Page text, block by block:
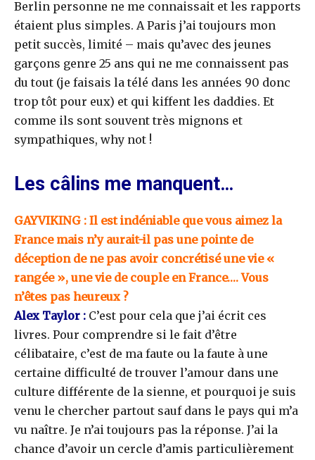
Berlin personne ne me connaissait et les rapports
étaient plus simples. A Paris j’ai toujours mon
petit succès, limité – mais qu’avec des jeunes
garçons genre 25 ans qui ne me connaissent pas
du tout (je faisais la télé dans les années 90 donc
trop tôt pour eux) et qui kiffent les daddies. Et
comme ils sont souvent très mignons et
sympathiques, why not !
Les câlins me manquent…
GAYVIKING : Il est indéniable que vous aimez la
France mais n’y aurait-il pas une pointe de
déception de ne pas avoir concrétisé une vie «
rangée », une vie de couple en France…. Vous
n’êtes pas heureux ?
Alex Taylor : C’est pour cela que j’ai écrit ces
livres. Pour comprendre si le fait d’être
célibataire, c’est de ma faute ou la faute à une
certaine difficulté de trouver l’amour dans une
culture différente de la sienne, et pourquoi je suis
venu le chercher partout sauf dans le pays qui m’a
vu naître. Je n’ai toujours pas la réponse. J’ai la
chance d’avoir un cercle d’amis particulièrement